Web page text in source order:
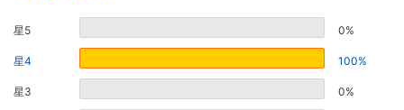
星5 0%
星4 100%
星3 0%